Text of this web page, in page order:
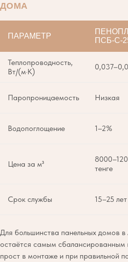
ДОМА
ПАРАМЕТР
ПСБ-С-
Теплопроводность,
Вт/(м·К)
Паропроницаемость Низкая
Водопоглощение 1–2%
Цена за м³
тенге
Срок службы 15–25 лет
Для большинства панельных домов
остаётся самым сбалансированным
прост в монтаже и при правильной